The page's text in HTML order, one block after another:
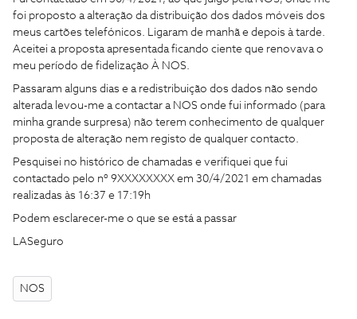
foi proposto a alteração da distribuição dos dados móveis dos
meus cartões telefónicos. Ligaram de manhã e depois à tarde.
Aceitei a proposta apresentada ficando ciente que renovava o
meu período de fidelização À NOS.
Passaram alguns dias e a redistribuição dos dados não sendo
alterada levou-me a contactar a NOS onde fui informado (para
minha grande surpresa) não terem conhecimento de qualquer
proposta de alteração nem registo de qualquer contacto.
Pesquisei no histórico de chamadas e verifiquei que fui
contactado pelo nº 9XXXXXXXX em 30/4/2021 em chamadas
realizadas às 16:37 e 17:19h
Podem esclarecer-me o que se está a passar
LASeguro
NOS